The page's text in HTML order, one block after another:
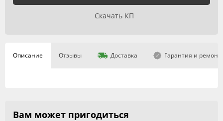
Скачать КП
Описание Отзывы Доставка Гарантия и ремонт
Вам может пригодиться